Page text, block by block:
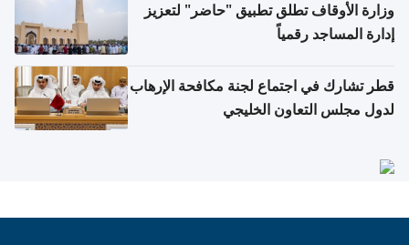
وزارة الأوقاف تطلق تطبيق "حاضر" لتعزيز
إدارة المساجد رقمياً
قطر تشارك في اجتماع لجنة مكافحة الإرهاب
لدول مجلس التعاون الخليجي